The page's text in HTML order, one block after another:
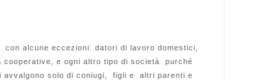
alcune eccezioni: datori di lavoro domestici,
e ogni altro tipo di società purché
solo di coniugi, figli e altri parenti e